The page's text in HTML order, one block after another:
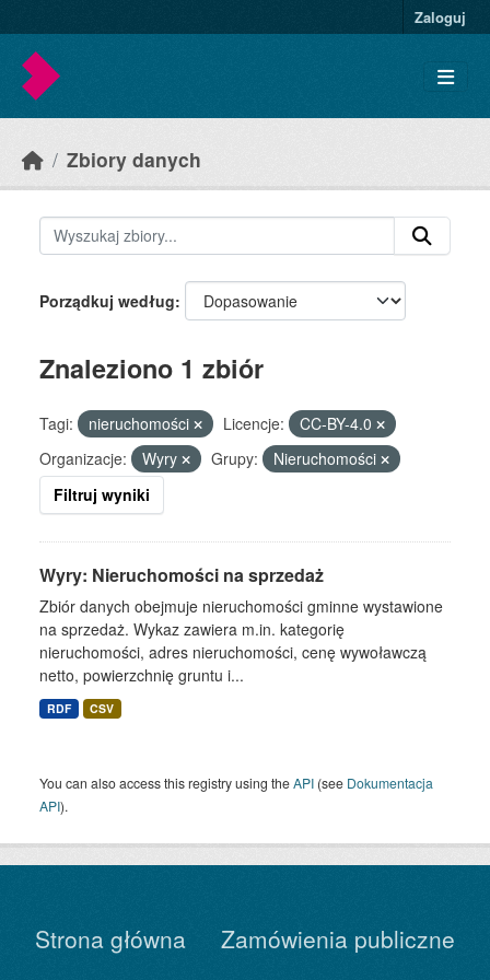
Zaloguj
Zbiory danych
Porządkuj według
Znaleziono 1 zbiór
Tagi: nieruchomości Licencje:
CC-BY-4.0
Organizacje:
Wyry Grupy:
Nieruchomości
Filtruj wyniki
Wyry: Nieruchomości na sprzedaż
Zbiór danych obejmuje nieruchomości gminne wystawione
na sprzedaż. Wykaz zawiera m.in. kategorię
nieruchomości, adres nieruchomości, cenę wywoławczą
netto, powierzchnię gruntu i...
RDF CSV
You can also access this registry using theAPI (see Dokumentacja
API).
Strona główna
Zamówienia publiczne